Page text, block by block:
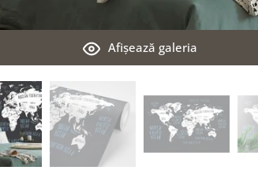
Afişează galeria